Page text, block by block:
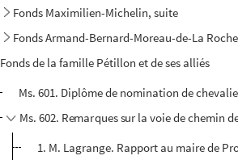
Fonds Maximilien-Michelin, suite
Fonds Armand-Bernard-Moreau-de-La
Fonds de la famille Pétillon et de ses alliés
Ms. 601. Diplôme de nomination de
Ms. 602. Remarques sur la voie de chemin
1. M. Lagrange. Rapport au maire de